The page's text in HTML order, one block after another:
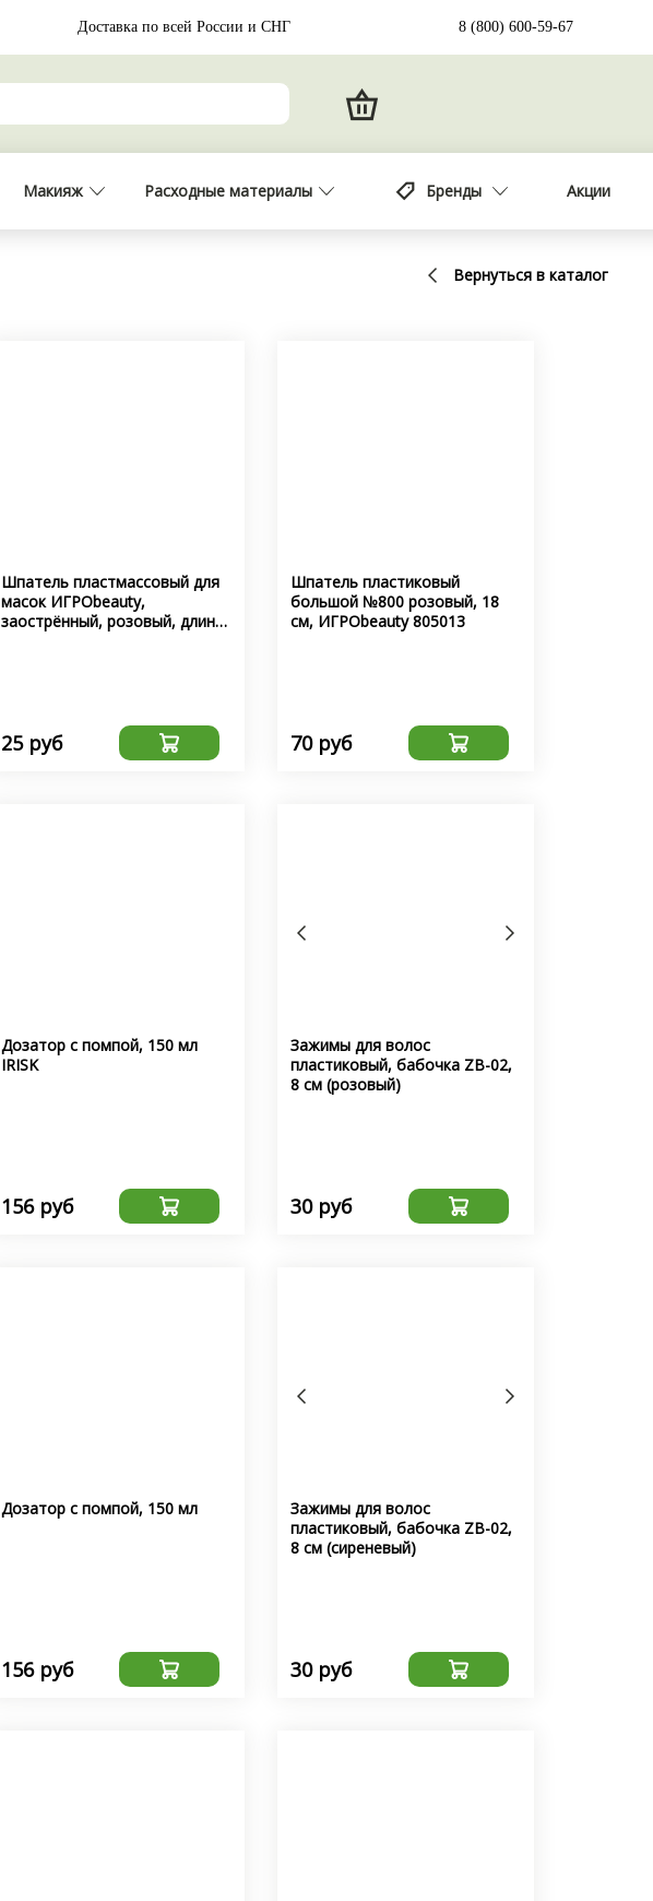
Вернуться в каталог
Шпатель пластмассовый для
масок ИГРОbeauty,
заострённый, розовый, длина
25 руб
Шпатель пластиковый
большой №800 розовый, 18
см, ИГРОbeauty 805013
70 руб
Дозатор с помпой, 150 мл
IRISK
156 руб
Зажимы для волос
пластиковый, бабочка ZB-02,
8 см (розовый)
30 руб
Дозатор с помпой, 150 мл
156 руб
Зажимы для волос
пластиковый, бабочка ZB-02,
8 см (сиреневый)
30 руб
Доставка по всей России и СНГ 8 (800) 600-59-67
Макияж Расходные материалы Бренды Акции